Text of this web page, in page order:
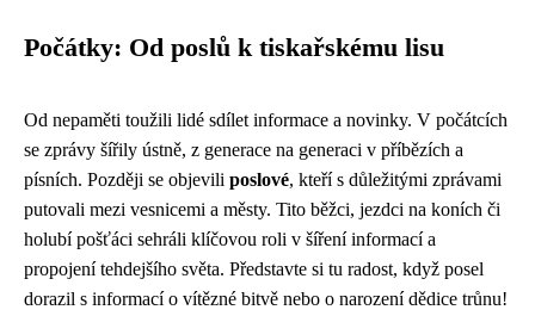
Počátky: Od poslů k tiskařskému lisu
Od nepaměti toužili lidé sdílet informace a novinky. V počátcích
se zprávy šířily ústně, z generace na generaci v příbězích a
písních. Později se objevili poslové, kteří s důležitými zprávami
putovali mezi vesnicemi a městy. Tito běžci, jezdci na koních či
holubí pošťáci sehráli klíčovou roli v šíření informací a
propojení tehdejšího světa. Představte si tu radost, když posel
dorazil s informací o vítězné bitvě nebo o narození dědice trůnu!